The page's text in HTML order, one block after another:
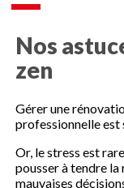
Nos
zen
Gérer une
professionnelle est
Or, le stress est
pousser à tendre
mauvaises